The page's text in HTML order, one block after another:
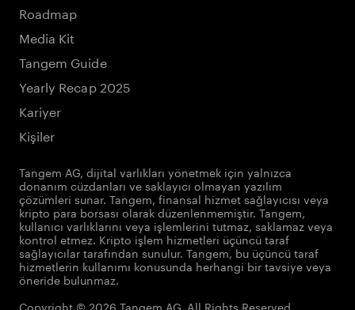
Roadmap
Media Kit
Tangem Guide
Yearly Recap 2025
Kariyer
Kişiler
Tangem AG, dijital varlıkları yönetmek için yalnızca
donanım cüzdanları ve saklayıcı olmayan yazılım
çözümleri sunar. Tangem, finansal hizmet sağlayıcısı veya
kripto para borsası olarak düzenlenmemiştir. Tangem,
kullanıcı varlıklarını veya işlemlerini tutmaz, saklamaz veya
kontrol etmez. Kripto işlem hizmetleri üçüncü taraf
sağlayıcılar tarafından sunulur. Tangem, bu üçüncü taraf
hizmetlerin kullanımı konusunda herhangi bir tavsiye veya
öneride bulunmaz.